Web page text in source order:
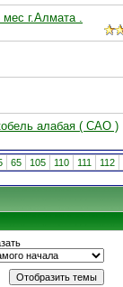
мес г.Алмата .
алабая ( САО )
65 105 110 111 112